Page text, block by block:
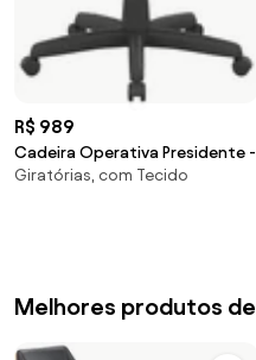
R$ 989
Cadeira Operativa Presidente -
Giratórias, com Tecido
Melhores produtos